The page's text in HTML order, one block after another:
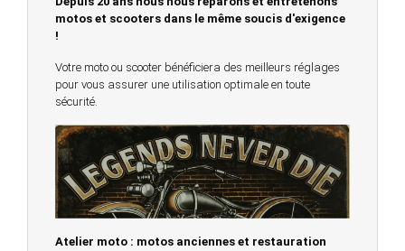
motos et scooters dans le même soucis d'exigence
!
Votre moto ou scooter bénéficiera des meilleurs réglages
pour vous assurer une utilisation optimale en toute
sécurité.
Atelier moto : motos anciennes et restauration